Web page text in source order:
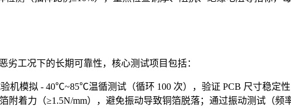
劣工况下的长期可靠性，核心测试项目包括：
机模拟 - 40℃~85℃温循测试（循环 100 次），验证 PCB 尺寸稳定
附着力（≥1.5N/mm），避免振动导致铜箔脱落；通过振动测试（